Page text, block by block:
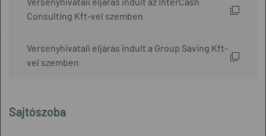
Sajtószoba
Consulting Kft-vel szemben
Versenyhivatali eljárás indult a Group Saving Kft-
vel szemben